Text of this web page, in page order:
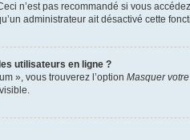
n’est pas recommandé si vous
administrateur ait désactivé cette
utilisateurs en ligne ?
», vous trouverez l’option Masquer